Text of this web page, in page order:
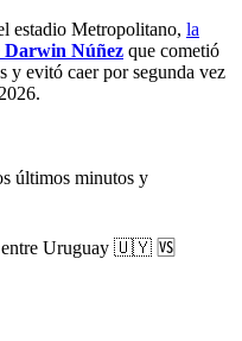
estadio Metropolitano, la
Darwin Núñez que cometió
y evitó caer por segunda vez
últimos minutos y
entre Uruguay 🇺🇾 🆚